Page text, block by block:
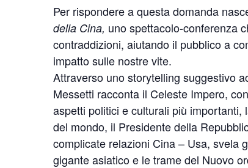
Per rispondere a questa domanda
della Cina, uno spettacolo-conferenza
contraddizioni, aiutando il pubblico a
impatto sulle nostre vite.
Attraverso uno storytelling suggestivo
Messetti racconta il Celeste Impero,
aspetti politici e culturali più importanti,
del mondo, il Presidente della
complicate relazioni Cina – Usa, svela
gigante asiatico e le trame del Nuovo